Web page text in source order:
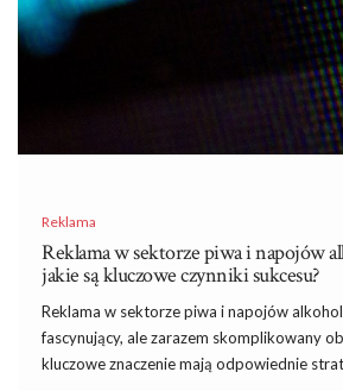
Reklama
Reklama w sektorze piwa i napojów
jakie są kluczowe czynniki sukcesu?
Reklama w sektorze piwa i napojów
fascynujący, ale zarazem skomplikowany
kluczowe znaczenie mają odpowiednie